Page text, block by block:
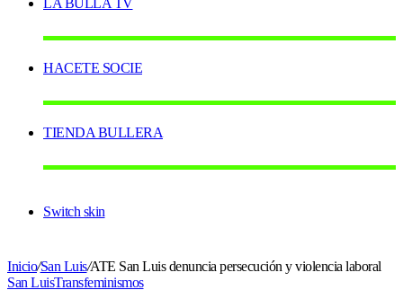
LA BULLA TV
HACETE SOCIE
TIENDA BULLERA
Switch skin
Inicio/San Luis/ATE San Luis denuncia persecución y violencia laboral
San LuisTransfeminismos